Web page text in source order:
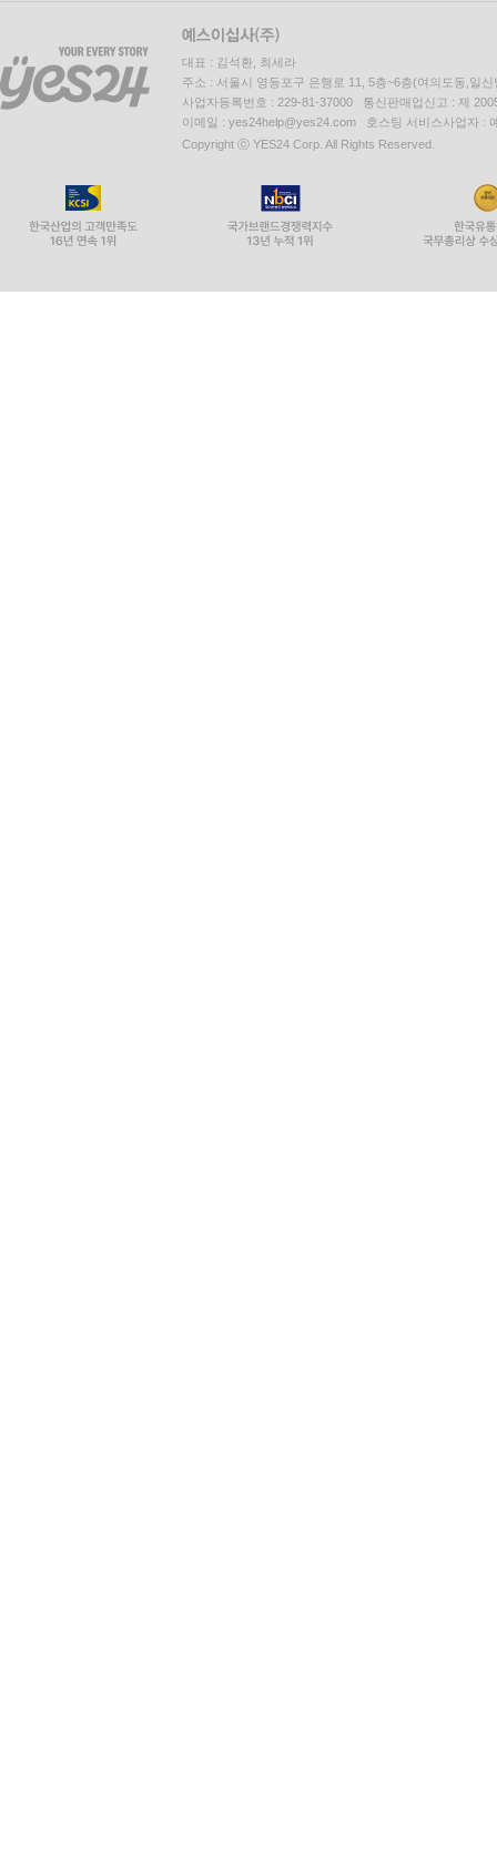
대표 : 김석환, 최세라
주소 : 서울시 영등포구 은행로 11, 5층~6층(여의도동,일신
사업자등록번호 : 229-81-37000 통신판매업신고 : 제
이메일 : yes24help@yes24.com 호스팅 서비스사업자 :
Copyright ⓒ YES24 Corp. All Rights Reserved.